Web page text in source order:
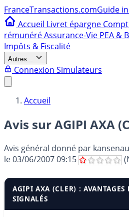
FranceTransactions.comGuide
Accueil Livret épargne
rémunéréAssurance-Vie PEA &
Impôts & Fiscalité
Autres...
Connexion Simulateurs
Accueil
Avis sur AGIPI AXA
Avis général donné par
le03/06/2007 09:15
AGIPI AXA (CLER) :
SIGNALÉS